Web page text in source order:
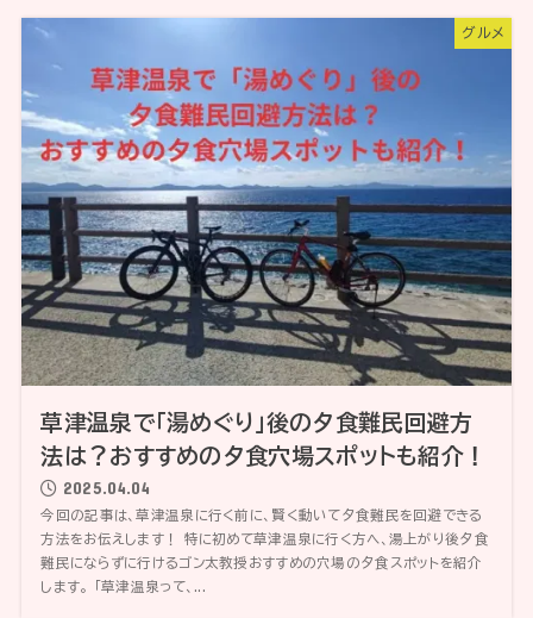
グルメ
草津温泉で「湯めぐり」後の夕食難民回避方
法は？おすすめの夕食穴場スポットも紹介！
2025.04.04
今回の記事は、草津温泉に行く前に、賢く動いて夕食難民を回避できる
方法をお伝えします！ 特に初めて草津温泉に行く方へ、湯上がり後夕食
難民にならずに行けるゴン太教授おすすめの穴場の夕食スポットを紹介
します。 「草津温泉って、...